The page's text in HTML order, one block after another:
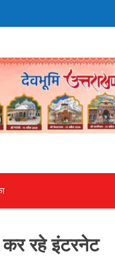
कर रहे इंटरनेट